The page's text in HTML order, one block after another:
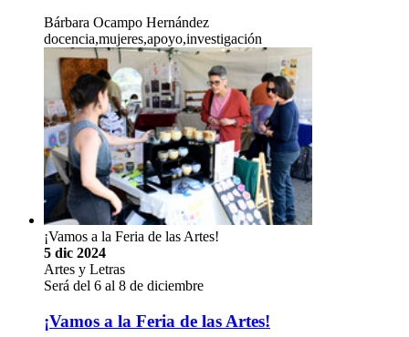
Bárbara Ocampo Hernández
docencia,mujeres,apoyo,investigación
¡Vamos a la Feria de las Artes!
5 dic 2024
Artes y Letras
Será del 6 al 8 de diciembre
¡Vamos a la Feria de las Artes!